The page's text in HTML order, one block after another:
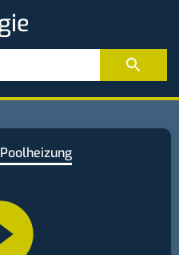
Poolheizung